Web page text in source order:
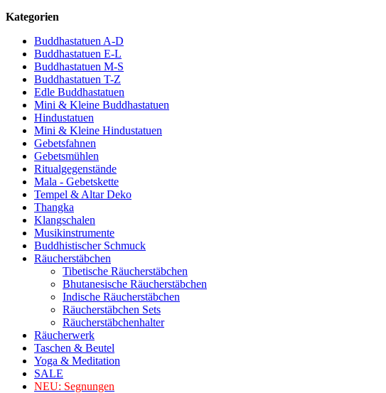
Kategorien
Buddhastatuen A-D
Buddhastatuen E-L
Buddhastatuen M-S
Buddhastatuen T-Z
Edle Buddhastatuen
Mini & Kleine Buddhastatuen
Hindustatuen
Mini & Kleine Hindustatuen
Gebetsfahnen
Gebetsmühlen
Ritualgegenstände
Mala - Gebetskette
Tempel & Altar Deko
Thangka
Klangschalen
Musikinstrumente
Buddhistischer Schmuck
Räucherstäbchen
Tibetische Räucherstäbchen
Bhutanesische Räucherstäbchen
Indische Räucherstäbchen
Räucherstäbchen Sets
Räucherstäbchenhalter
Räucherwerk
Taschen & Beutel
Yoga & Meditation
SALE
NEU: Segnungen